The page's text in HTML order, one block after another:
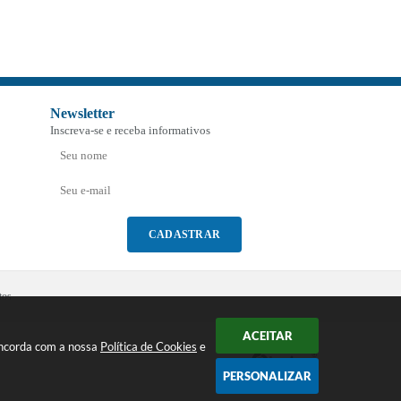
com a nossa Política de Cookies e
ACEITAR
PERSONALIZAR
Newsletter
Inscreva-se e receba informativos
CADASTRAR